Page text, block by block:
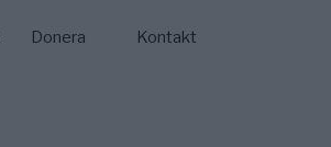
Donera Kontakt